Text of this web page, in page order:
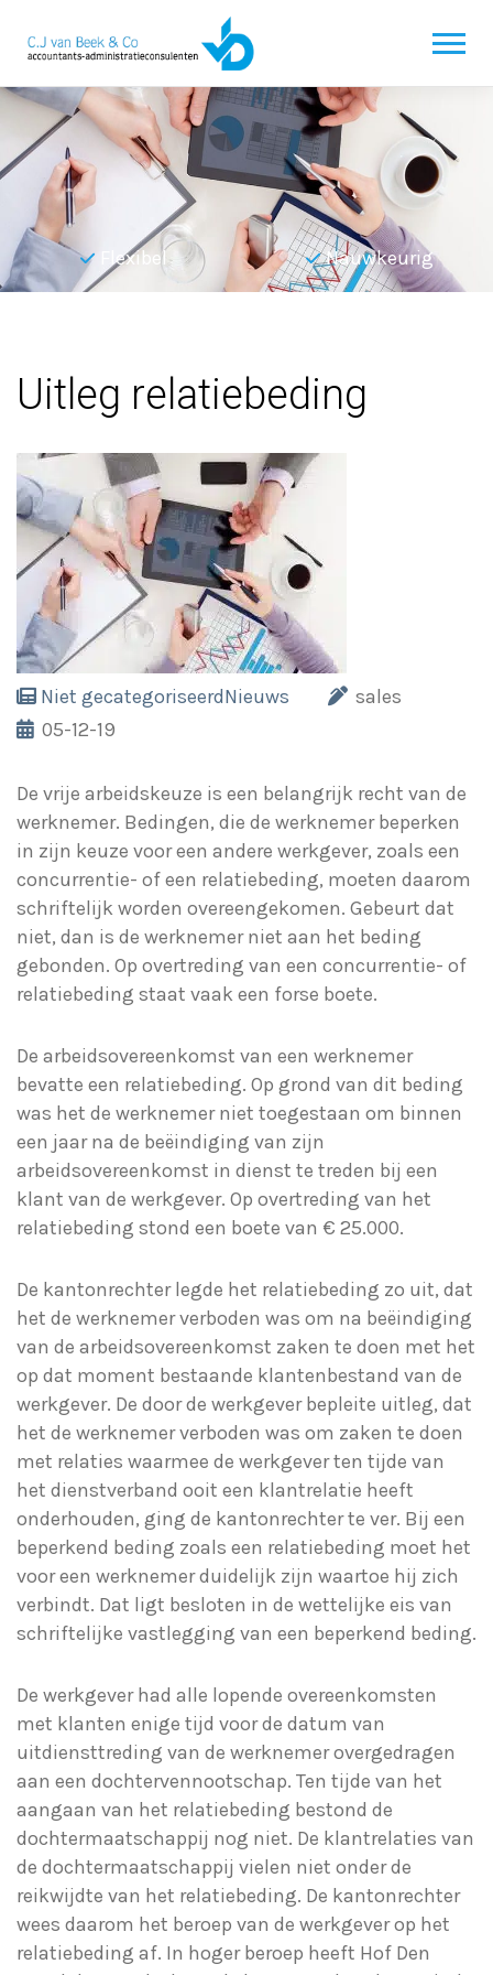
Flexibel Nauwkeurig
Uitleg relatiebeding
Niet gecategoriseerdNieuws
sales
05-12-19
De vrije arbeidskeuze is een belangrijk recht van de
werknemer. Bedingen, die de werknemer beperken
in zijn keuze voor een andere werkgever, zoals een
concurrentie- of een relatiebeding, moeten daarom
schriftelijk worden overeengekomen. Gebeurt dat
niet, dan is de werknemer niet aan het beding
gebonden. Op overtreding van een concurrentie- of
relatiebeding staat vaak een forse boete.
De arbeidsovereenkomst van een werknemer
bevatte een relatiebeding. Op grond van dit beding
was het de werknemer niet toegestaan om binnen
een jaar na de beëindiging van zijn
arbeidsovereenkomst in dienst te treden bij een
klant van de werkgever. Op overtreding van het
relatiebeding stond een boete van € 25.000.
De kantonrechter legde het relatiebeding zo uit, dat
het de werknemer verboden was om na beëindiging
van de arbeidsovereenkomst zaken te doen met het
op dat moment bestaande klantenbestand van de
werkgever. De door de werkgever bepleite uitleg, dat
het de werknemer verboden was om zaken te doen
met relaties waarmee de werkgever ten tijde van
het dienstverband ooit een klantrelatie heeft
onderhouden, ging de kantonrechter te ver. Bij een
beperkend beding zoals een relatiebeding moet het
voor een werknemer duidelijk zijn waartoe hij zich
verbindt. Dat ligt besloten in de wettelijke eis van
schriftelijke vastlegging van een beperkend beding.
De werkgever had alle lopende overeenkomsten
met klanten enige tijd voor de datum van
uitdiensttreding van de werknemer overgedragen
aan een dochtervennootschap. Ten tijde van het
aangaan van het relatiebeding bestond de
dochtermaatschappij nog niet. De klantrelaties van
de dochtermaatschappij vielen niet onder de
reikwijdte van het relatiebeding. De kantonrechter
wees daarom het beroep van de werkgever op het
relatiebeding af. In hoger beroep heeft Hof Den